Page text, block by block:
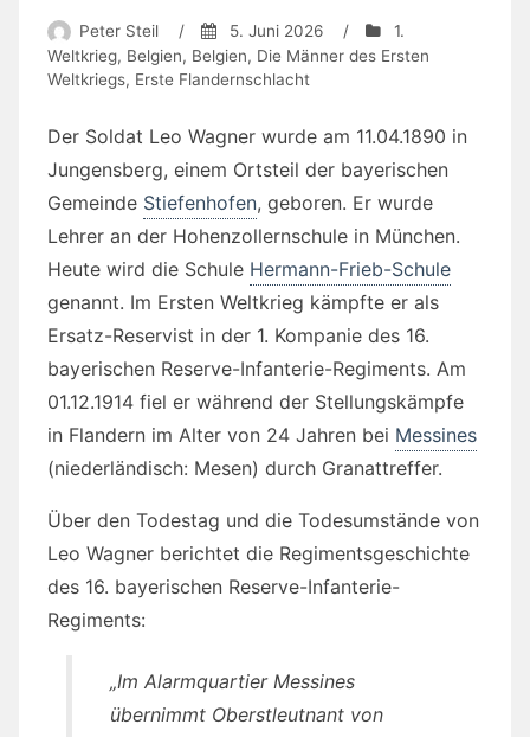
Peter Steil / 5. Juni 2026 /
1.
Weltkrieg, Belgien, Belgien, Die Männer des Ersten
Weltkriegs, Erste Flandernschlacht
Der Soldat Leo Wagner wurde am 11.04.1890 in
Jungensberg, einem Ortsteil der bayerischen
Gemeinde Stiefenhofen, geboren. Er wurde
Lehrer an der Hohenzollernschule in München.
Heute wird die Schule Hermann-Frieb-Schule
genannt. Im Ersten Weltkrieg kämpfte er als
Ersatz-Reservist in der 1. Kompanie des 16.
bayerischen Reserve-Infanterie-Regiments. Am
01.12.1914 fiel er während der Stellungskämpfe
in Flandern im Alter von 24 Jahren bei Messines
(niederländisch: Mesen) durch Granattreffer.
Über den Todestag und die Todesumstände von
Leo Wagner berichtet die Regimentsgeschichte
des 16. bayerischen Reserve-Infanterie-
Regiments:
„Im Alarmquartier Messines
übernimmt Oberstleutnant von